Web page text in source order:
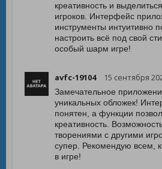
креативность и
игроков. Интерфейс
инструменты интуитивно
настроить всё под свой
особый шарм игре!
avfc-19104 15 сентября
Замечательное
уникальных обложек!
понятен, а функции
креативность.
творениями с другими
супер. Рекомендую всем,
в игре!